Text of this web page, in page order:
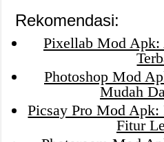
Rekomendasi:
Pixellab Mod
Photoshop Mod
Mudah
Picsay Pro Mod
Fitur